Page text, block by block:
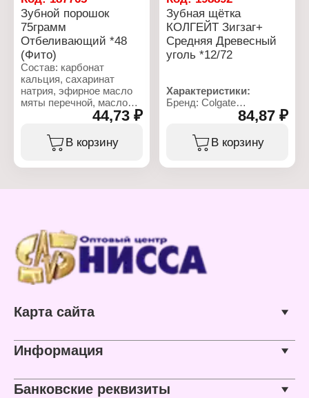
Характеристики:
Бренд: Colgate
Тип товара: Зубная паста
Название: "Прополис"
Состав: с экстрактом
прополиса
Действие: от кариеса,
свежесть дыхания
Объем: 100 мл
Упаковка: туба в коробке
Зубной порошок
75грамм
Отбеливающий *48
(Фито)
Состав: карбонат
кальция, сахаринат
натрия, эфирное масло
мяты перечной, масло
Характеристики:
Бренд: Fito Косметик
44,73 ₽
В корзину
Зубная щётка
КОЛГЕЙТ Зигзаг+
Средняя Древесный
уголь *12/72
Характеристики:
Бренд: Colgate
Тип товара: Зубная
Жесткость щетины:
средняя жесткость
Конструкция: с
подушечкой для чистки
языка
Материал:
84,87 ₽
В корзину
Карта сайта
Информация
Банковские реквизиты